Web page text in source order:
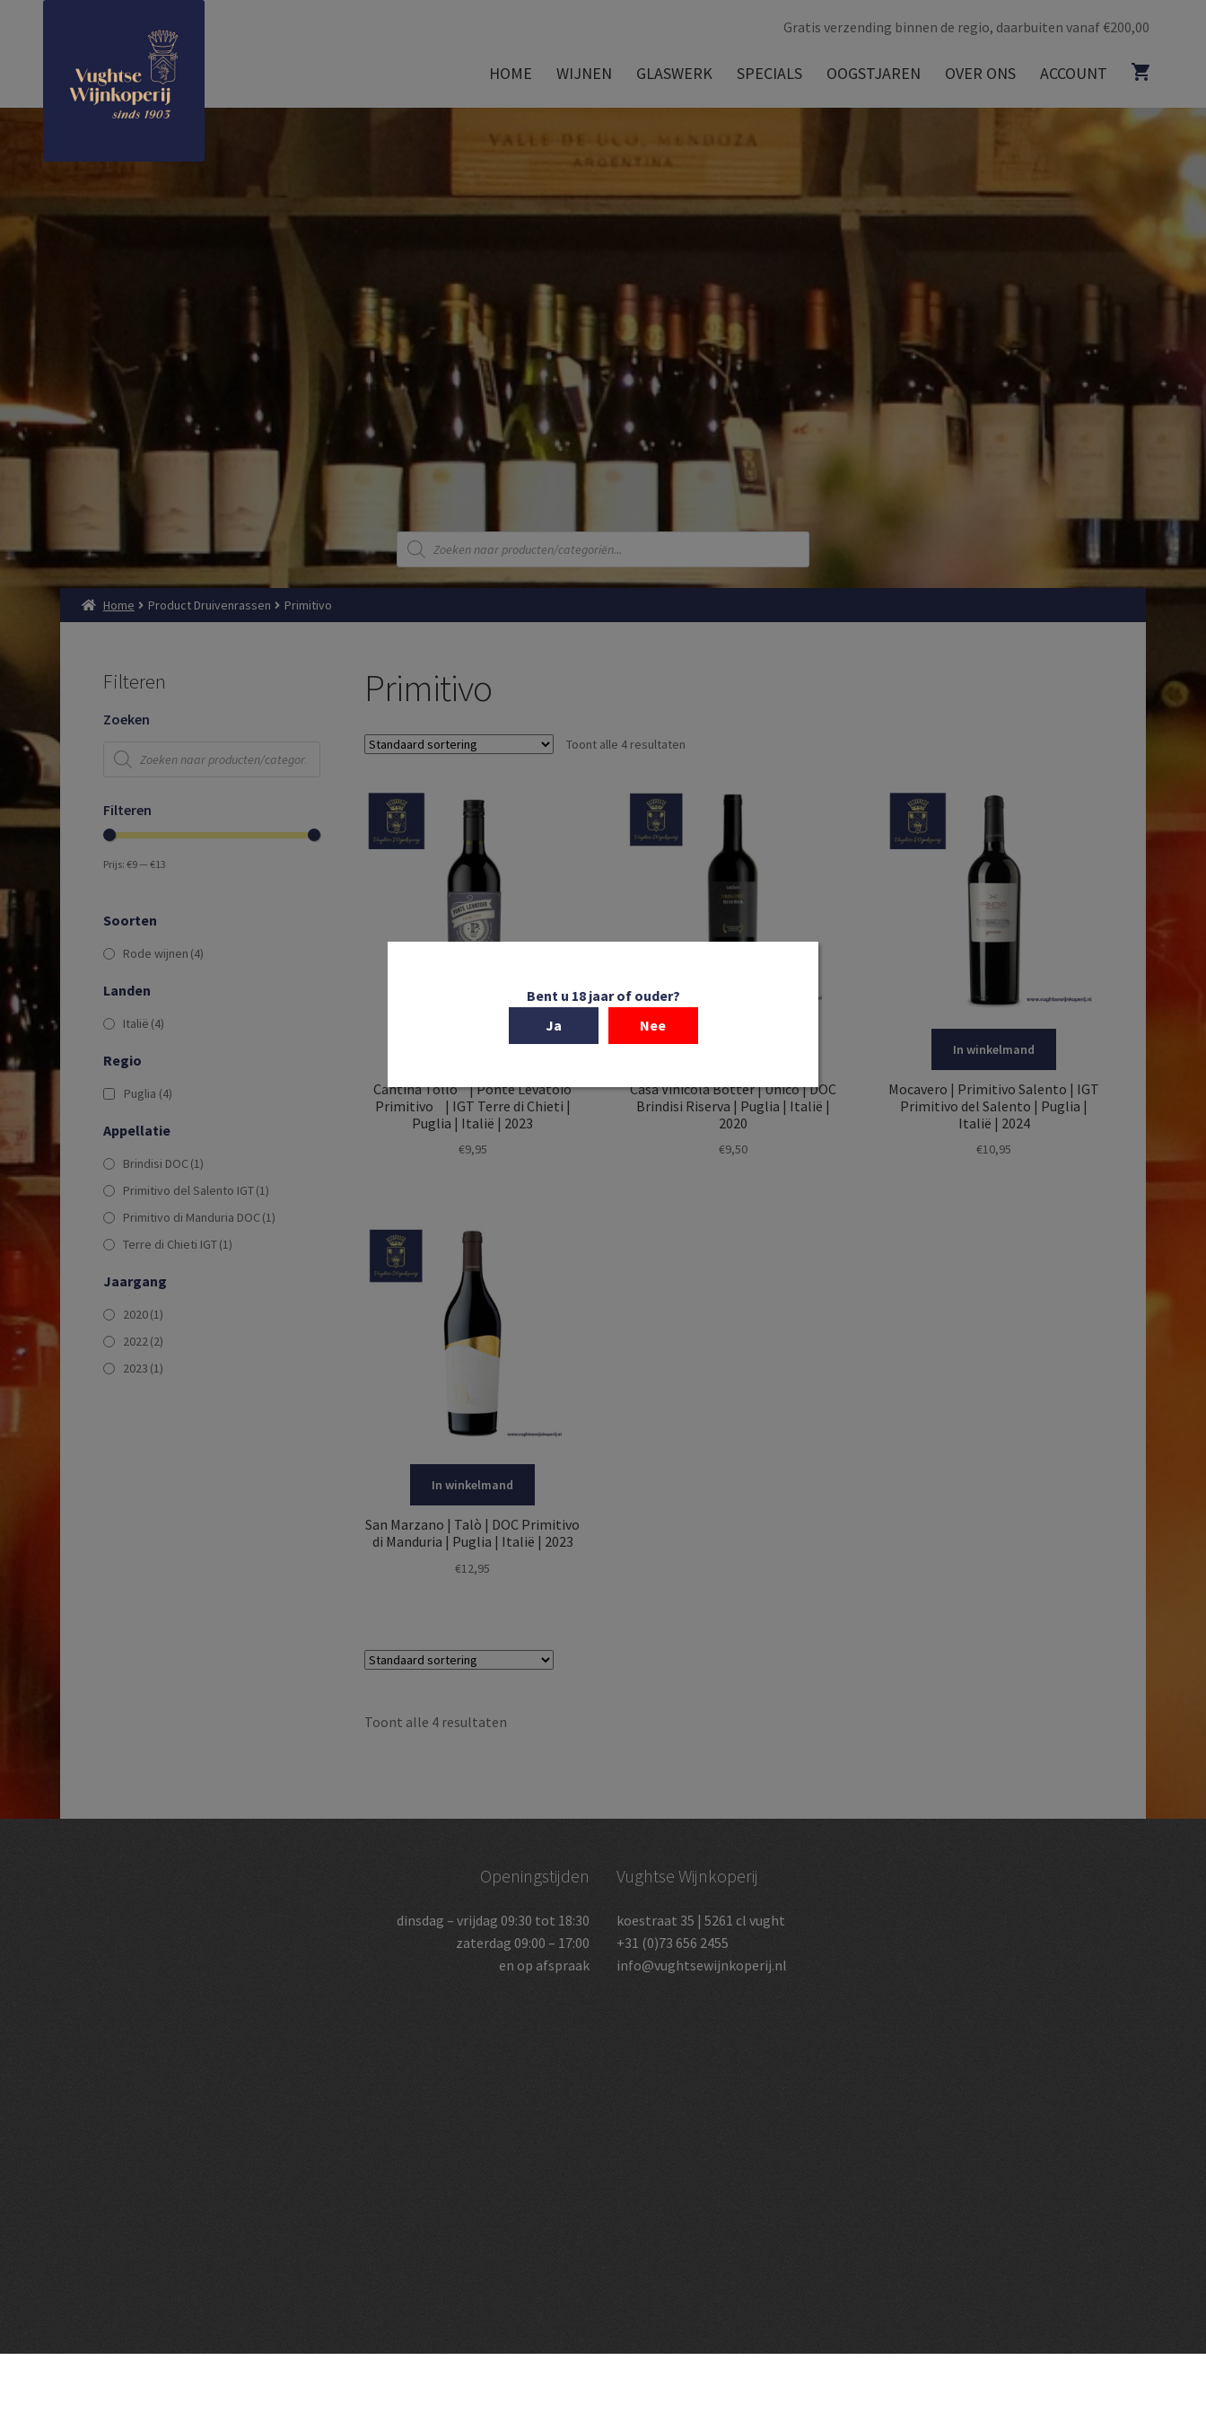
Gratis verzending binnen de regio, daarbuiten vanaf €200,00
HOME WIJNEN GLASWERK SPECIALS OOGSTJAREN OVER ONS ACCOUNT
Producten
zoeken
Home Product Druivenrassen Primitivo
Primitivo
Toont alle 4 resultaten
In winkelmand
Cantina Tollo | Ponte Levatoio
Primitivo | IGT Terre di Chieti |
Puglia | Italië | 2023
€9,95
In winkelmand
Casa Vinicola Botter | Unico | DOC
Brindisi Riserva | Puglia | Italië |
2020
€9,50
In winkelmand
Mocavero | Primitivo Salento | IGT
Primitivo del Salento | Puglia |
Italië | 2024
€10,95
In winkelmand
San Marzano | Talò | DOC Primitivo
di Manduria | Puglia | Italië | 2023
€12,95
Toont alle 4 resultaten
Filteren
Zoeken
Producten
zoeken
Filteren
Prijs:€9—€13
Soorten
Rode wijnen (4)
Landen
Italië (4)
Regio
Puglia (4)
Appellatie
Brindisi DOC (1)
Primitivo del Salento IGT(1)
Primitivo di Manduria DOC (1)
Terre di Chieti IGT(1)
Jaargang
2020(1)
2022(2)
2023 (1)
Openingstijden
dinsdag – vrijdag 09:30 tot 18:30
zaterdag 09:00 – 17:00
en op afspraak
Vughtse Wijnkoperij
koestraat 35 | 5261 cl vught
+31 (0)73 656 2455
info@vughtsewijnkoperij.nl
Bent u 18 jaar of ouder?
Ja
Nee